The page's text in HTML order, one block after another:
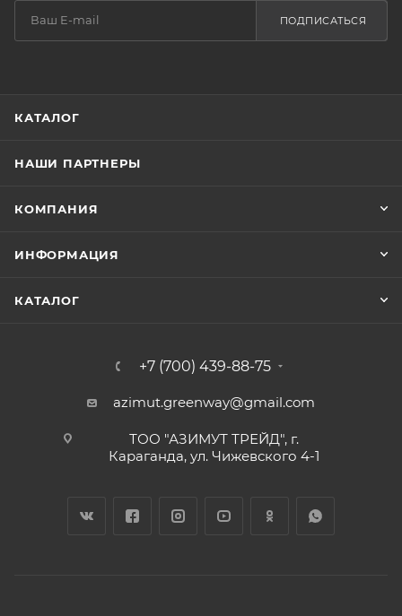
ПОДПИСАТЬСЯ
КАТАЛОГ
НАШИ ПАРТНЕРЫ
КОМПАНИЯ
ИНФОРМАЦИЯ
КАТАЛОГ
+7 (700) 439-88-75
azimut.greenway@gmail.com
ТОО "АЗИМУТ ТРЕЙД", г.
Караганда, ул. Чижевского 4-1